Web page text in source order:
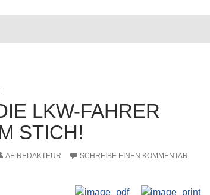
LKW-FAHRER
STICH!
AF-REDAKTEUR SCHREIBE EINEN KOMMENTAR